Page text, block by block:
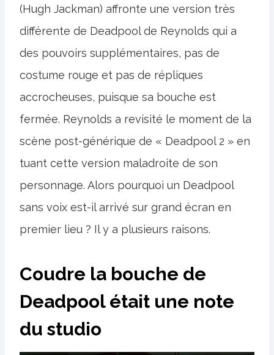
(Hugh Jackman) affronte une version très
différente de Deadpool de Reynolds qui a
des pouvoirs supplémentaires, pas de
costume rouge et pas de répliques
accrocheuses, puisque sa bouche est
fermée. Reynolds a revisité le moment de la
scène post-générique de « Deadpool 2 » en
tuant cette version maladroite de son
personnage. Alors pourquoi un Deadpool
sans voix est-il arrivé sur grand écran en
premier lieu ? Il y a plusieurs raisons.
Coudre la bouche de
Deadpool était une note
du studio